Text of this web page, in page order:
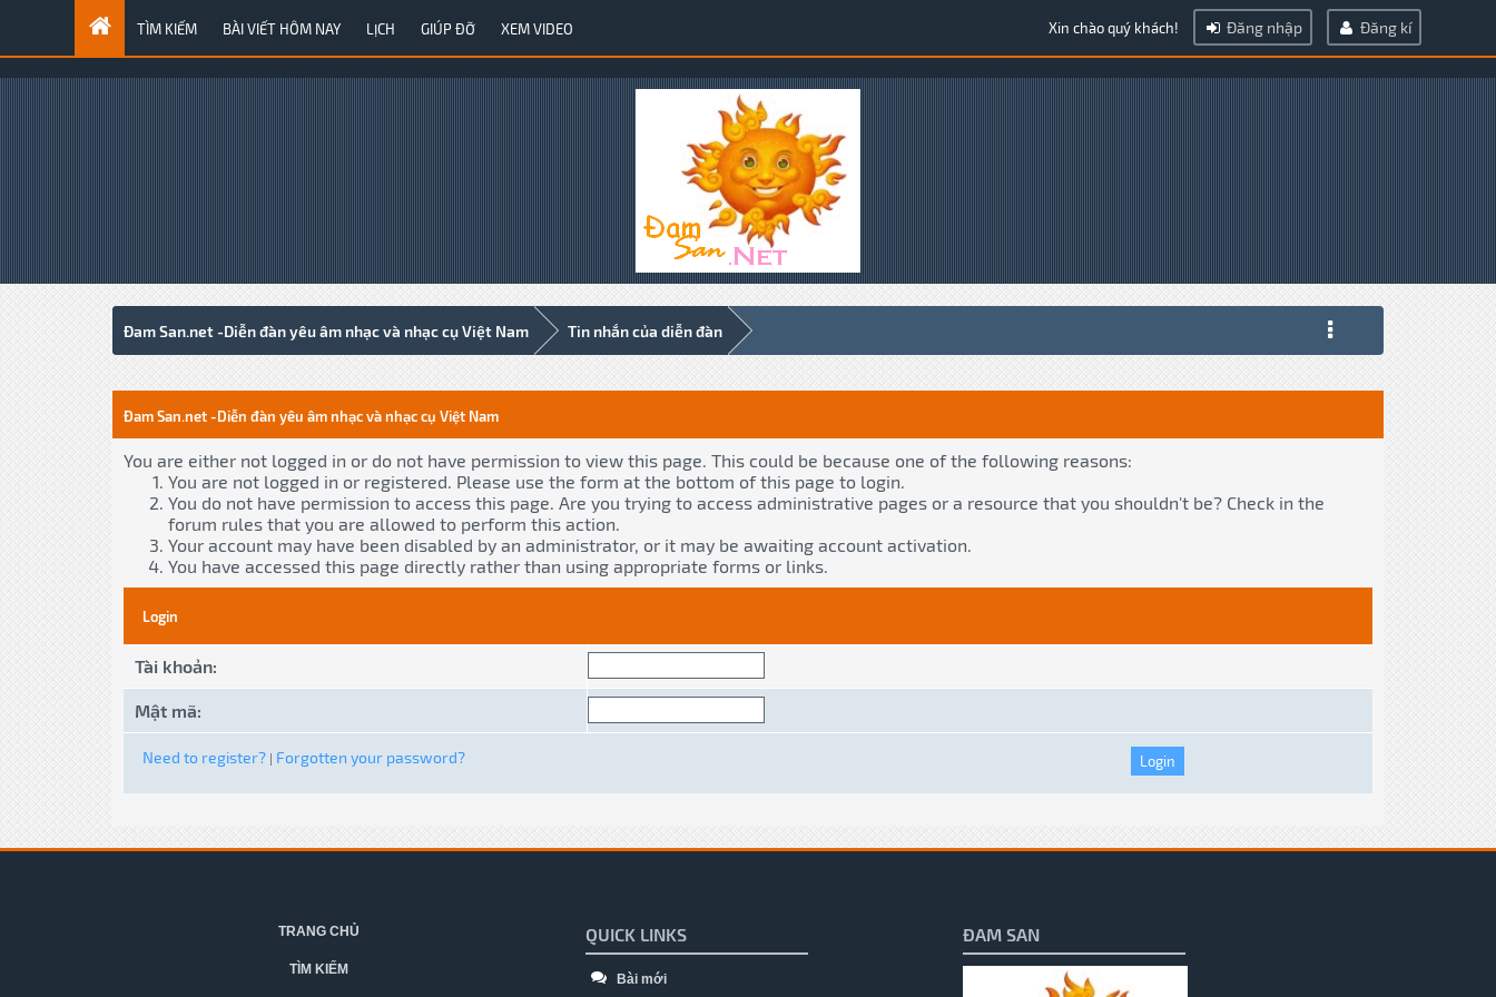
TÌM KIẾM BÀI VIẾT HÔM NAY LỊCH GIÚP ĐỠ XEM VIDEO Xin chào quý khách! Đăng nhập Đăng kí
Đam San.net -Diễn đàn yêu âm nhạc và nhạc cụ Việt Nam Tin nhắn của diễn đàn
Đam San.net -Diễn đàn yêu âm nhạc và nhạc cụ Việt Nam
You are either not logged in or do not have permission to view this page. This could be because one of the following reasons:
You are not logged in or registered. Please use the form at the bottom of this page to login.
You do not have permission to access this page. Are you trying to access administrative pages or a resource that you shouldn't be? Check in the
forum rules that you are allowed to perform this action.
Your account may have been disabled by an administrator, or it may be awaiting account activation.
You have accessed this page directly rather than using appropriate forms or links.
Login
Tài khoản:
Mật mã:
Need to register?| Forgotten your password?
TRANG CHỦ
TÌM KIẾM
QUICK LINKS
Bài mới
ĐAM SAN